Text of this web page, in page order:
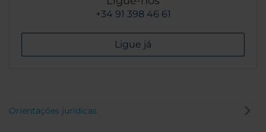
+34 91 398 46 61
Ligue já
Orientações jurídicas